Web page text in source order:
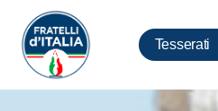
Tesserati